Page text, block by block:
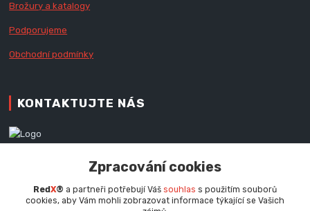
Brožury a katalogy
Podporujeme
Obchodní podmínky
KONTAKTUJTE NÁS
+420 777 979 111
info@redx.cz
Zpracování cookies
Red X® a partneři potřebují Váš souhlas s použitím souborů
cookies, aby Vám mohli zobrazovat informace týkající se Vašich